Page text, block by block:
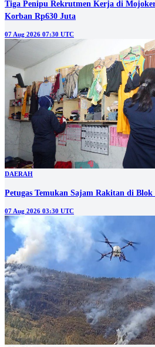
Tiga Penipu Rekrutmen Kerja di
Korban Rp630 Juta
07 Aug 2026 07:30 UTC
DAERAH
Petugas Temukan Sajam Rakitan di
07 Aug 2026 03:30 UTC